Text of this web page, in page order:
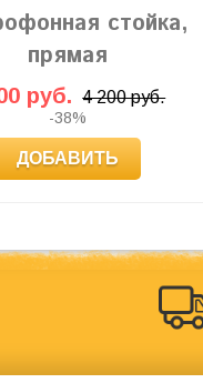
стойка,
прямая
руб. 4 200 руб.
-38%
ДОБАВИТЬ
. Магазин по
не является